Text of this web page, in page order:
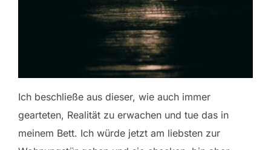
Ich beschließe aus dieser, wie auch immer
gearteten, Realität zu erwachen und tue das in
meinem Bett. Ich würde jetzt am liebsten zur